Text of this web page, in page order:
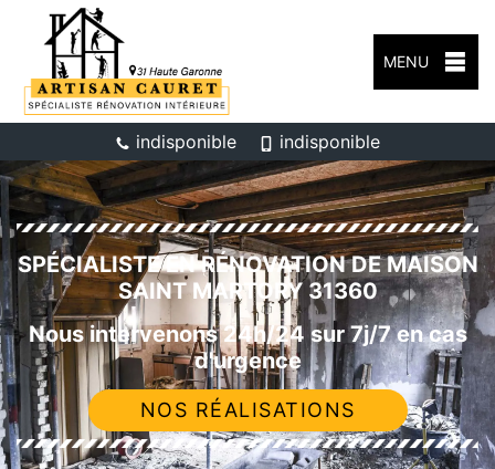
MENU
indisponible indisponible
SPÉCIALISTE EN RÉNOVATION DE MAISON
SAINT MARTORY 31360
Nous intervenons 24h/24 sur 7j/7 en cas
d'urgence
NOS RÉALISATIONS